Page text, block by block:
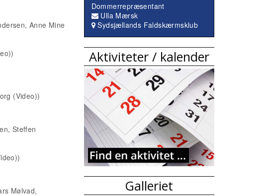
Anne Mine
(Video))
Steffen
Mølvad,
Dommerrepræsentant
Ulla Mærsk
Sydsjællands Faldskærmsklub
Aktiviteter / kalender
Galleriet